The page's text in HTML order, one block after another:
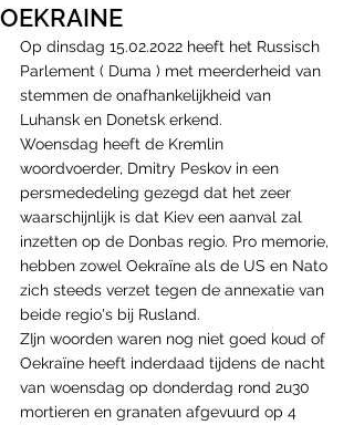
OEKRAINE
Op dinsdag 15.02.2022 heeft het Russisch
Parlement ( Duma ) met meerderheid van
stemmen de onafhankelijkheid van
Luhansk en Donetsk erkend.
Woensdag heeft de Kremlin
woordvoerder, Dmitry Peskov in een
persmededeling gezegd dat het zeer
waarschijnlijk is dat Kiev een aanval zal
inzetten op de Donbas regio. Pro memorie,
hebben zowel Oekraïne als de US en Nato
zich steeds verzet tegen de annexatie van
beide regio's bij Rusland.
ZIjn woorden waren nog niet goed koud of
Oekraïne heeft inderdaad tijdens de nacht
van woensdag op donderdag rond 2u30
mortieren en granaten afgevuurd op 4